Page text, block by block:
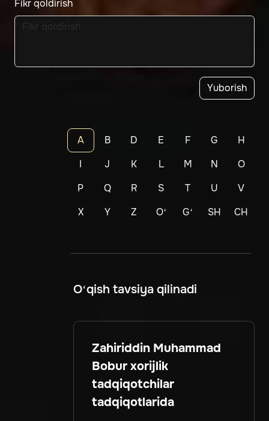
Fikr qoldirish
Yuborish
A B D E F G
H
I
J K L M N
O
P
Q R S T U
V
X
Y Z Oʻ Gʻ SH CH
O‘qish tavsiya qilinadi
Zahiriddin Muhammad
Bobur xorijlik
tadqiqotchilar
tadqiqotlarida